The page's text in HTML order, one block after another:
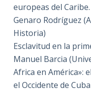
europeas del Caribe.
Genaro Rodríguez
Historia)
Esclavitud en la
Manuel Barcia
Africa en América»:
el Occidente de